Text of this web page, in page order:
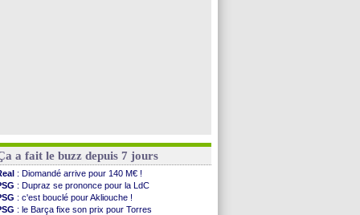
a fait le buzz depuis 7 jours
: Diomandé arrive pour 140 M€ !
: Dupraz se prononce pour la LdC
: c'est bouclé pour Akliouche !
: le Barça fixe son prix pour Torres